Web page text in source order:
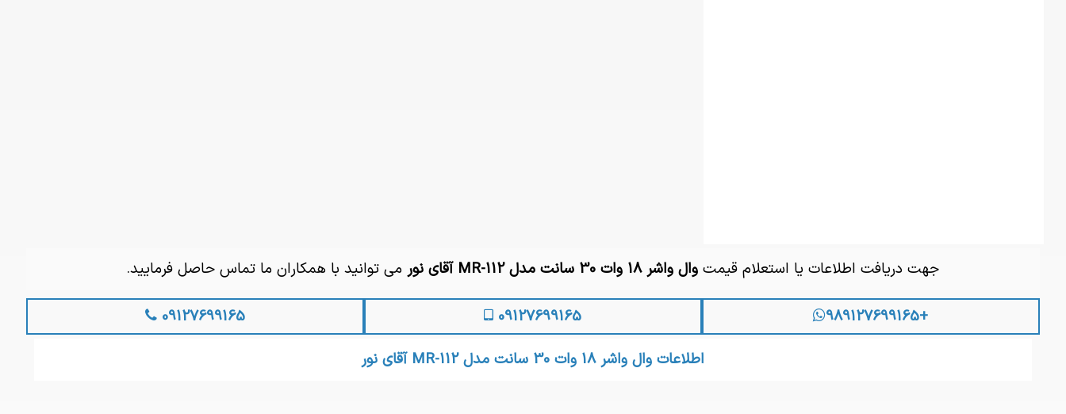
جهت دریافت اطلاعات یا استعلام قیمت وال واشر 18 وات 30 سانت مدل MR-112 آقای نور می توانید با همکاران ما تماس حاصل فرمایید.
09127699165 09127699165
+989127699165
اطلاعات وال واشر 18 وات 30 سانت مدل MR-112 آقای نور